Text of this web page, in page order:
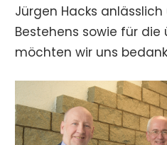
Jürgen Hacks anlässlich
Bestehens sowie für
möchten wir uns